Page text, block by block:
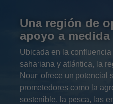
Una región de
apoyo a medida
Ubicada en la
sahariana y atlántica, la
Noun ofrece un potencial
prometedores como la
sostenible, la pesca, las